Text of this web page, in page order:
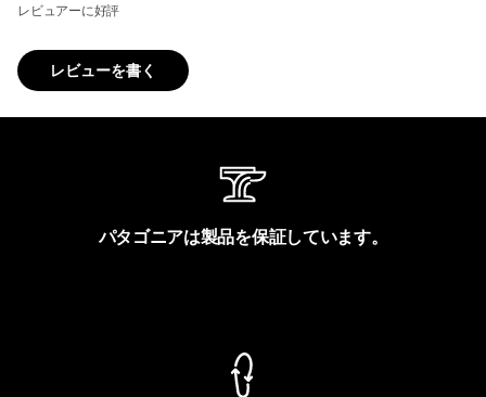
レビュアーに好評
レビューを書く
パタゴニアは製品を保証しています。